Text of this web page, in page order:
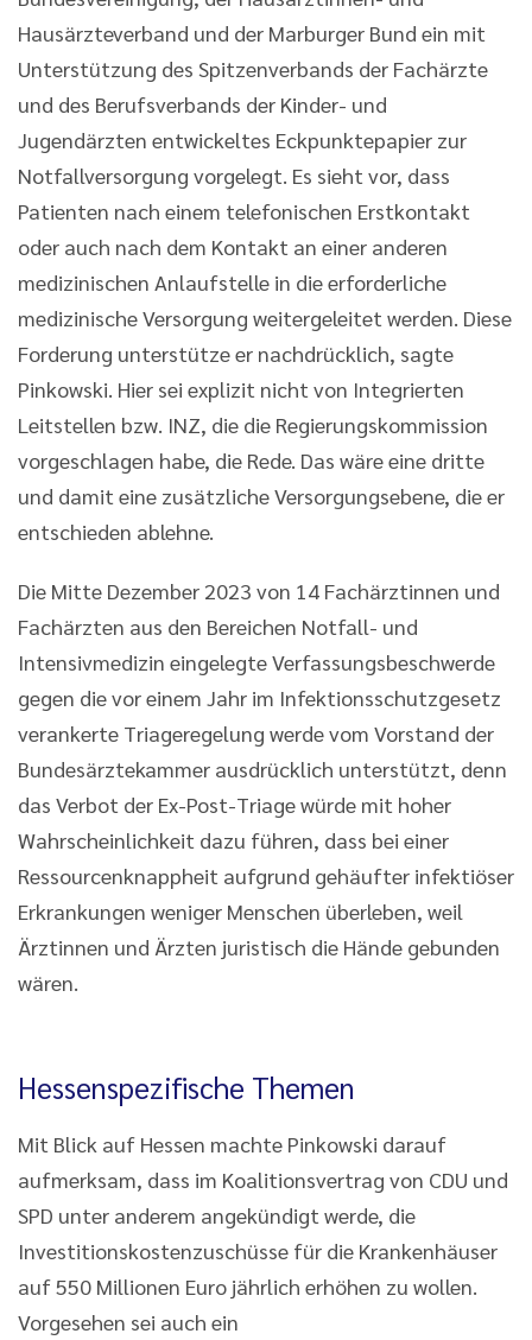
Hausärzteverband und der Marburger Bund ein mit
Unterstützung des Spitzenverbands der Fachärzte
und des Berufsverbands der Kinder- und
Jugendärzten entwickeltes Eckpunktepapier zur
Notfallversorgung vorgelegt. Es sieht vor, dass
Patienten nach einem telefonischen Erstkontakt
oder auch nach dem Kontakt an einer anderen
medizinischen Anlaufstelle in die erforderliche
medizinische Versorgung weitergeleitet werden. Diese
Forderung unterstütze er nachdrücklich, sagte
Pinkowski. Hier sei explizit nicht von Integrierten
Leitstellen bzw. INZ, die die Regierungskommission
vorgeschlagen habe, die Rede. Das wäre eine dritte
und damit eine zusätzliche Versorgungsebene, die er
entschieden ablehne.
Die Mitte Dezember 2023 von 14 Fachärztinnen und
Fachärzten aus den Bereichen Notfall- und
Intensivmedizin eingelegte Verfassungsbeschwerde
gegen die vor einem Jahr im Infektionsschutzgesetz
verankerte Triageregelung werde vom Vorstand der
Bundesärztekammer ausdrücklich unterstützt, denn
das Verbot der Ex-Post-Triage würde mit hoher
Wahrscheinlichkeit dazu führen, dass bei einer
Ressourcenknappheit aufgrund gehäufter infektiöser
Erkrankungen weniger Menschen überleben, weil
Ärztinnen und Ärzten juristisch die Hände gebunden
wären.
Hessenspezifische Themen
Mit Blick auf Hessen machte Pinkowski darauf
aufmerksam, dass im Koalitionsvertrag von CDU und
SPD unter anderem angekündigt werde, die
Investitionskostenzuschüsse für die Krankenhäuser
auf 550 Millionen Euro jährlich erhöhen zu wollen.
Vorgesehen sei auch ein